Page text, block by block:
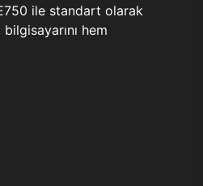
ile standart olarak
hem